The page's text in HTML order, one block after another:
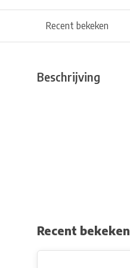
Recent bekeken
Beschrijving
Recent bekeken